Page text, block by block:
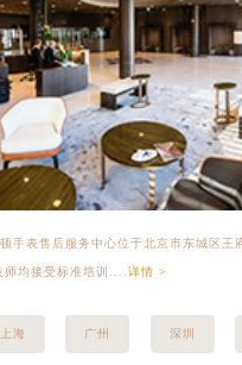
手表售后服务中心位于北京市东城区王
均接受标准培训.... 详情 >
上海 广州 深圳